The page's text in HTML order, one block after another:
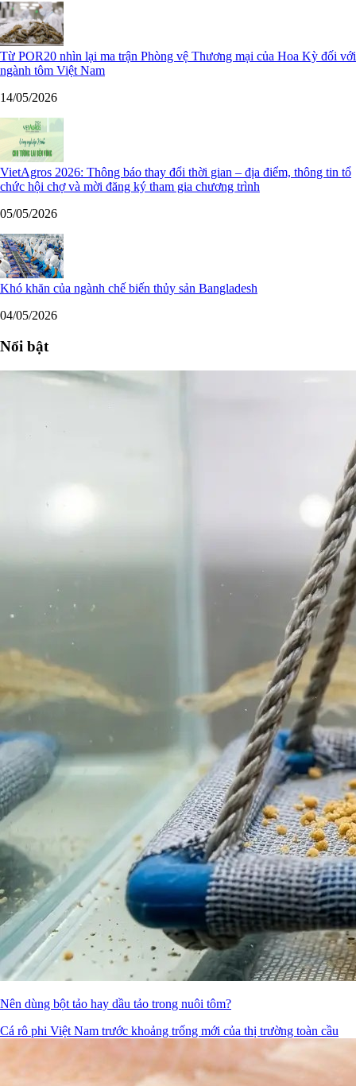
Từ POR20 nhìn lại ma trận Phòng vệ Thương mại của Hoa Kỳ đối với
ngành tôm Việt Nam
14/05/2026
VietAgros 2026: Thông báo thay đổi thời gian – địa điểm, thông tin tổ
chức hội chợ và mời đăng ký tham gia chương trình
05/05/2026
Khó khăn của ngành chế biến thủy sản Bangladesh
04/05/2026
Nổi bật
Nên dùng bột tảo hay dầu tảo trong nuôi tôm?
Cá rô phi Việt Nam trước khoảng trống mới của thị trường toàn cầu